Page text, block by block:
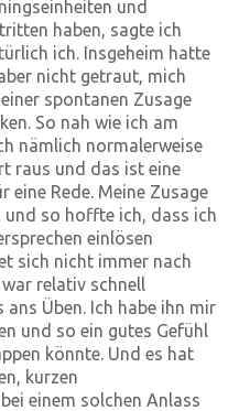
und
haben, sagte ich
ich. Insgeheim hatte
nicht getraut, mich
spontanen Zusage
So nah wie ich am
nämlich normalerweise
raus und das ist eine
eine Rede. Meine Zusage
so hoffte ich, dass ich
einlösen
sich nicht immer nach
relativ schnell
Üben. Ich habe ihn mir
und so ein gutes Gefühl
könnte. Und es hat
kurzen
einem solchen Anlass